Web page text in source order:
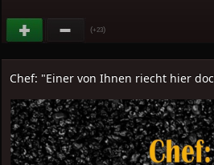
(+23)
Chef: "Einer von Ihnen riecht hier